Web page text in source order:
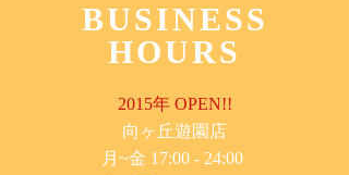
BUSINESS
HOURS
2015年 OPEN!!
​向ヶ丘遊園店
月~金 17:00 - 24:00